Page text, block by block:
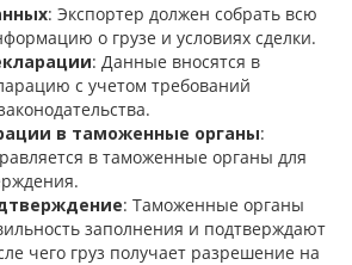
: Экспортер должен собрать всю
о грузе и условиях сделки.
: Данные вносятся в
с учетом требований
в таможенные органы:
в таможенные органы для
: Таможенные органы
заполнения и подтверждают
чего груз получает разрешение на